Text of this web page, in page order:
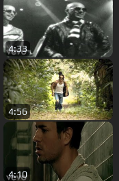
4:33
4:56
4:10